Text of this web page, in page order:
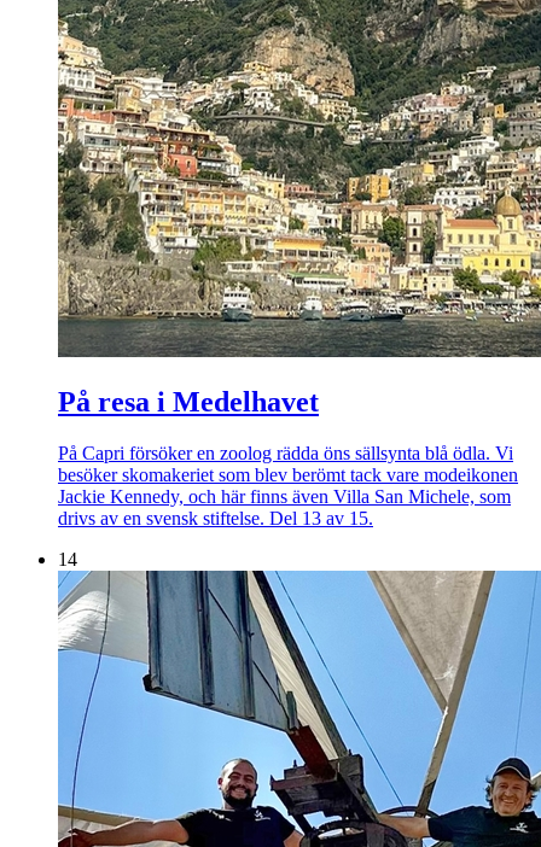
På resa i Medelhavet
På Capri försöker en zoolog rädda öns sällsynta blå ödla. Vi
besöker skomakeriet som blev berömt tack vare modeikonen
Jackie Kennedy, och här finns även Villa San Michele, som
drivs av en svensk stiftelse. Del 13 av 15.
14